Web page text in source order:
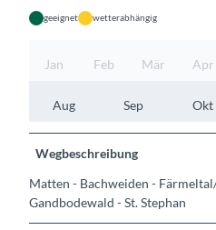
geeignet wetterabhängig
Jan Feb Mär Apr
Aug Sep Okt
Wegbeschreibung
Matten - Bachweiden -
Gandbodewald - St. Stephan